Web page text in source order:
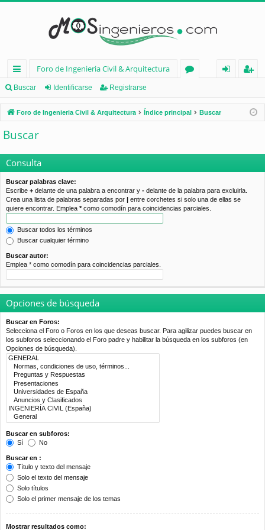
nl
ac
es
rá
pi
d
os
Foro de Ingenieria Civil & Arquitectura
os
nt
ifi
ist
ra
Buscar Identificarse Registrarse
Foro de Ingenieria Civil & Arquitectura Índice principal Buscar
Buscar
Consulta
Buscar palabras clave:
Escribe + delante de una palabra a encontrar y - delante de la palabra para excluirla.
Crea una lista de palabras separadas por | entre corchetes si solo una de ellas se
quiere encontrar. Emplea *como comodín para coincidencias parciales.
Buscar todos los términos
Buscar cualquier término
Buscar autor:
Emplea * como comodín para coincidencias parciales.
Opciones de búsqueda
Buscar en Foros:
Selecciona el Foro o Foros en los que deseas buscar. Para agilizar puedes buscar en
los subforos seleccionando el Foro padre y habilitar la búsqueda en los subforos (en
Opciones de búsqueda).
Buscar en subforos:
Sí
No
Buscar en :
Título y texto del mensaje
Solo el texto del mensaje
Solo títulos
Solo el primer mensaje de los temas
Mostrar resultados como: